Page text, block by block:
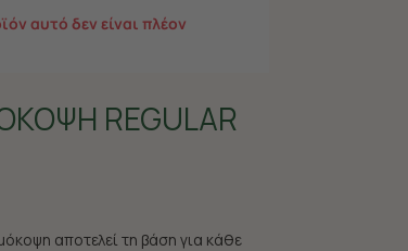
αυτό δεν είναι πλέον
REGULAR
αποτελεί τη βάση για κάθε